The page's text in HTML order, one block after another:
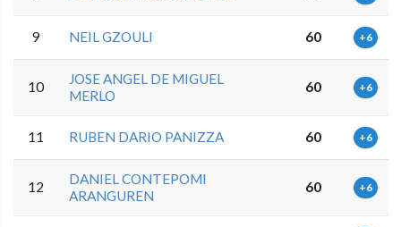
9 NEIL GZOULI 60 +6
10
JOSE ANGEL DE MIGUEL
MERLO
60 +6
11 RUBEN DARIO PANIZZA 60 +6
12
DANIEL CONTEPOMI
ARANGUREN
60 +6